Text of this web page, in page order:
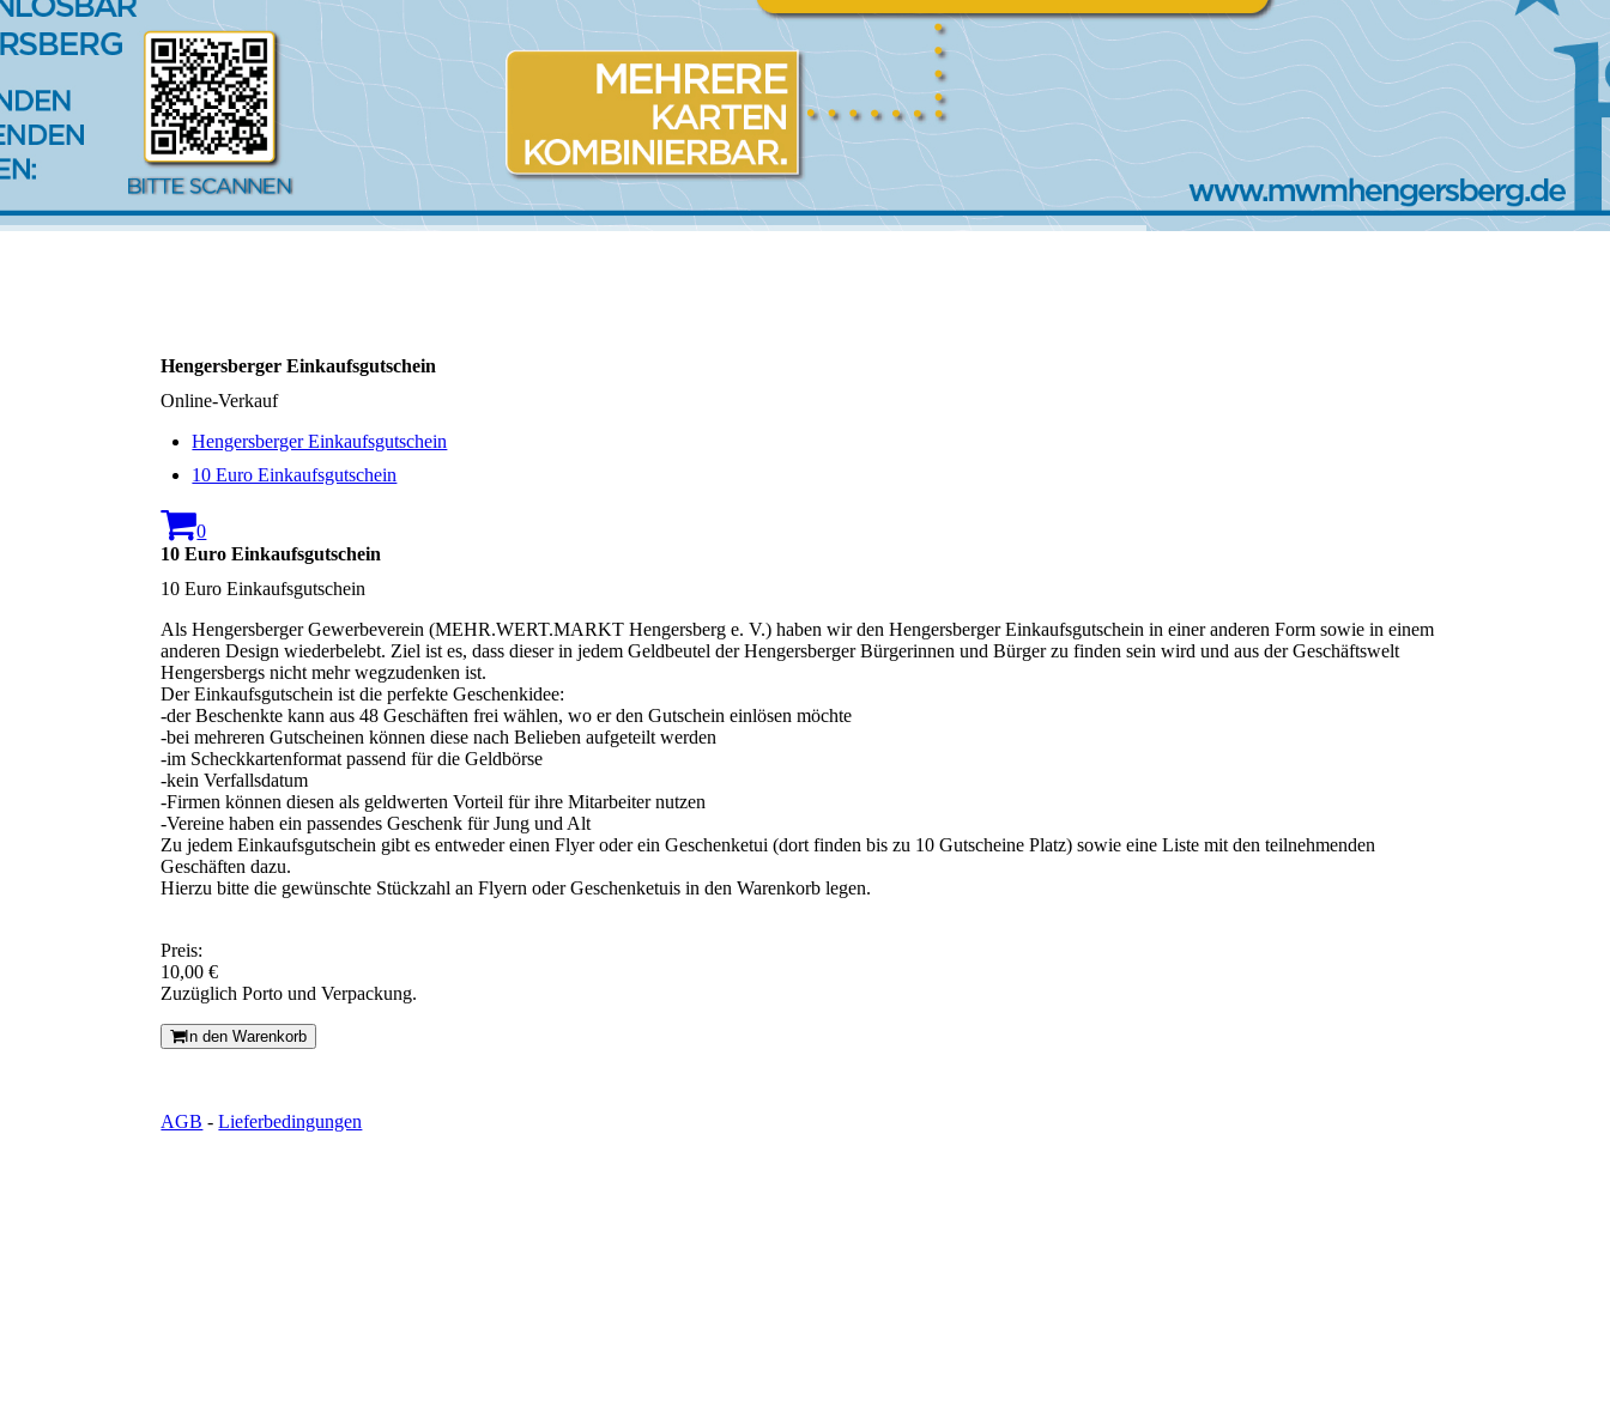
Hengersberger Einkaufsgutschein
Online-Verkauf
Hengersberger Einkaufsgutschein
10 Euro Einkaufsgutschein
0
10 Euro Einkaufsgutschein
10 Euro Einkaufsgutschein
Als Hengersberger Gewerbeverein (MEHR.WERT.MARKT Hengersberg e. V.) haben wir den Hengersberger Einkaufsgutschein in einer anderen Form sowie in einem
anderen Design wiederbelebt. Ziel ist es, dass dieser in jedem Geldbeutel der Hengersberger Bürgerinnen und Bürger zu finden sein wird und aus der Geschäftswelt
Hengersbergs nicht mehr wegzudenken ist.
Der Einkaufsgutschein ist die perfekte Geschenkidee:
-der Beschenkte kann aus 48 Geschäften frei wählen, wo er den Gutschein einlösen möchte
-bei mehreren Gutscheinen können diese nach Belieben aufgeteilt werden
-im Scheckkartenformat passend für die Geldbörse
-kein Verfallsdatum
-Firmen können diesen als geldwerten Vorteil für ihre Mitarbeiter nutzen
-Vereine haben ein passendes Geschenk für Jung und Alt
Zu jedem Einkaufsgutschein gibt es entweder einen Flyer oder ein Geschenketui (dort finden bis zu 10 Gutscheine Platz) sowie eine Liste mit den teilnehmenden
Geschäften dazu.
Hierzu bitte die gewünschte Stückzahl an Flyern oder Geschenketuis in den Warenkorb legen.
Preis:
10,00 €
Zuzüglich Porto und Verpackung.
In den Warenkorb
AGB -Lieferbedingungen